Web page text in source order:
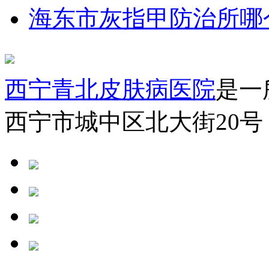
海东市灰指甲防治所
西宁青北皮肤病医院是
西宁市城中区北大街20